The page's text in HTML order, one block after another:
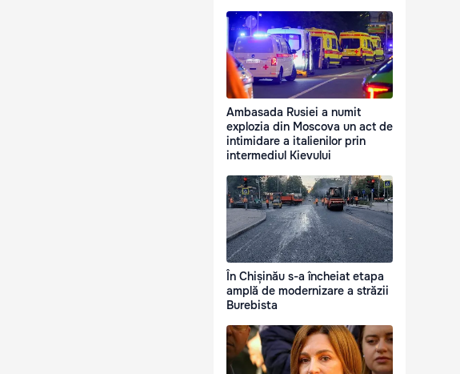
Ambasada Rusiei a numit
explozia din Moscova un act de
intimidare a italienilor prin
intermediul Kievului
În Chișinău s-a încheiat etapa
amplă de modernizare a străzii
Burebista